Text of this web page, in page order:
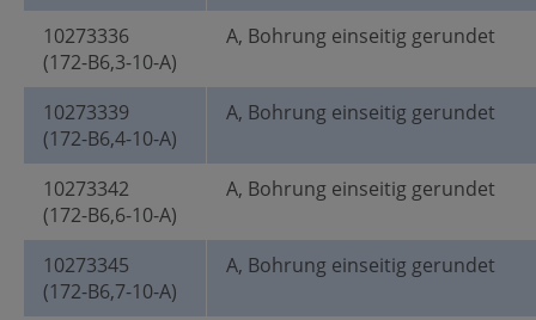
10273336
(172-B6,3-10-A)
A, Bohrung einseitig gerundet
10273339
(172-B6,4-10-A)
A, Bohrung einseitig gerundet
10273342
(172-B6,6-10-A)
A, Bohrung einseitig gerundet
10273345
(172-B6,7-10-A)
A, Bohrung einseitig gerundet